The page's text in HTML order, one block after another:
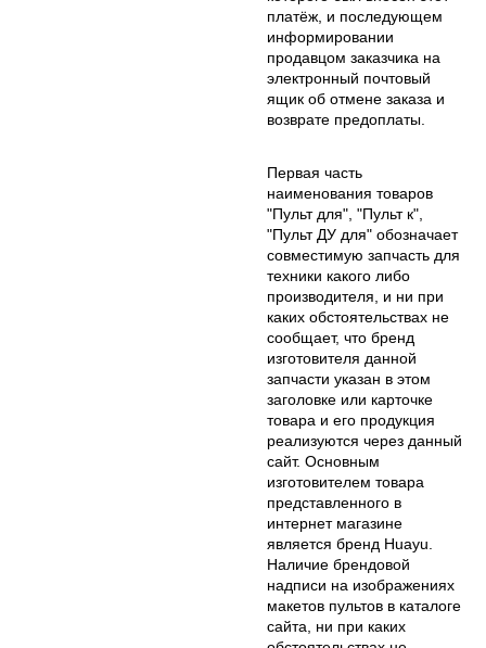
платёж, и последующем
информировании
продавцом заказчика на
электронный почтовый
ящик об отмене заказа и
возврате предоплаты.
Первая часть
наименования товаров
"Пульт для", "Пульт к",
"Пульт ДУ для" обозначает
совместимую запчасть для
техники какого либо
производителя, и ни при
каких обстоятельствах не
сообщает, что бренд
изготовителя данной
запчасти указан в этом
заголовке или карточке
товара и его продукция
реализуются через данный
сайт. Основным
изготовителем товара
представленного в
интернет магазине
является бренд Huayu.
Наличие брендовой
надписи на изображениях
макетов пультов в каталоге
сайта, ни при каких